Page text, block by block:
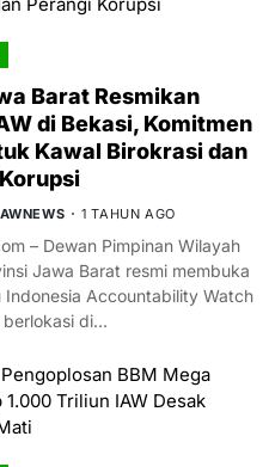
Barat Resmikan
di Bekasi, Komitmen
Kawal Birokrasi dan
1 TAHUN AGO
– Dewan Pimpinan Wilayah
Jawa Barat resmi membuka
Indonesia Accountability Watch
berlokasi di…